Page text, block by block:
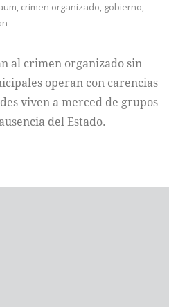
, crimen organizado, gobierno,
al crimen organizado sin
operan con carencias
viven a merced de grupos
del Estado.